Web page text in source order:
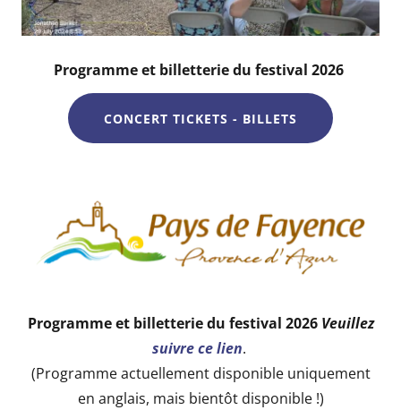
Programme et billetterie du festival 2026
CONCERT TICKETS - BILLETS
Programme et billetterie du festival 2026 Veuillez
suivre ce lien.
(Programme actuellement disponible uniquement
en anglais, mais bientôt disponible !)